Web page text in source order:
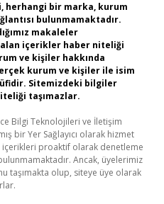
herhangi bir marka, kurum
bulunmamaktadır.
makaleler
alan içerikler haber niteliği
ve kişiler hakkında
kurum ve kişiler ile isim
Sitemizdeki bilgiler
taşımazlar.
Bilgi Teknolojileri ve İletişim
bir Yer Sağlayıcı olarak hizmet
proaktif olarak denetleme
Ancak, üyelerimiz
taşımakta olup, siteye üye olarak